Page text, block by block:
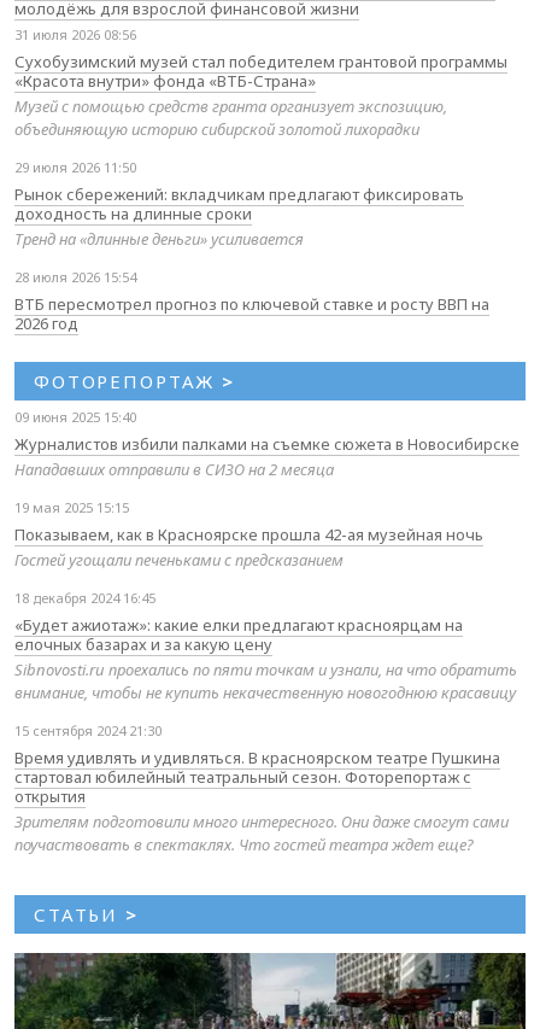
молодёжь для взрослой финансовой жизни
31 июля 2026 08:56
Сухобузимский музей стал победителем грантовой программы
«Красота внутри» фонда «ВТБ-Страна»
Музей с помощью средств гранта организует экспозицию,
объединяющую историю сибирской золотой лихорадки
29 июля 2026 11:50
Рынок сбережений: вкладчикам предлагают фиксировать
доходность на длинные сроки
Тренд на «длинные деньги» усиливается
28 июля 2026 15:54
ВТБ пересмотрел прогноз по ключевой ставке и росту ВВП на
2026 год
ФОТОРЕПОРТАЖ >
09 июня 2025 15:40
Журналистов избили палками на съемке сюжета в Новосибирске
Нападавших отправили в СИЗО на 2 месяца
19 мая 2025 15:15
Показываем, как в Красноярске прошла 42-ая музейная ночь
Гостей угощали печеньками с предсказанием
18 декабря 2024 16:45
«Будет ажиотаж»: какие елки предлагают красноярцам на
елочных базарах и за какую цену
Sibnovosti.ru проехались по пяти точкам и узнали, на что обратить
внимание, чтобы не купить некачественную новогоднюю красавицу
15 сентября 2024 21:30
Время удивлять и удивляться. В красноярском театре Пушкина
стартовал юбилейный театральный сезон. Фоторепортаж с
открытия
Зрителям подготовили много интересного. Они даже смогут сами
поучаствовать в спектаклях. Что гостей театра ждет еще?
СТАТЬИ >